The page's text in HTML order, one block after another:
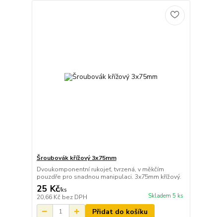
Šroubovák křížový 3x75mm
Dvoukomponentní rukojeť, tvrzená, v měkčím
pouzdře pro snadnou manipulaci. 3x75mm křížový.
25 Kč/ks
20,66 Kč bez DPH Skladem 5 ks
Přidat do košíku